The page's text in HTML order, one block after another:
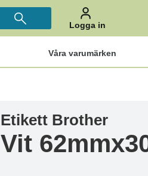
Logga in
Våra varumärken
Etikett Brother
Vit